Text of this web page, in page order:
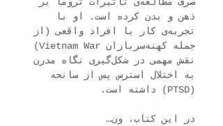
ذهن و بدن کرده است. او با
تجربه‌ی کار با افراد واقعی (از
جمله کهنه‌سربازان Vietnam War)
نقش مهمی در شکل‌گیری نگاه مدرن
به اختلال استرس پس از سانحه
(PTSD) داشته است.
در این کتاب، ون…